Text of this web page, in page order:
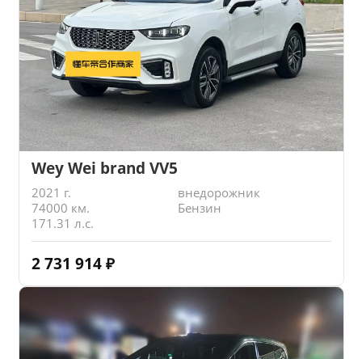
Wey Wei brand VV5
2021 г.
внедорожник
74000 км.
Бензин
171.31 л.с.
2 731 914 ₽